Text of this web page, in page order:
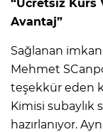
“Ücretsiz
Avantaj”
Sağlanan
Mehmet
teşekkür eden
Kimisi subaylık
hazırlanıyor.